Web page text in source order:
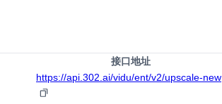
接口地址
https://api.302.ai/vidu/ent/v2/upscale-new